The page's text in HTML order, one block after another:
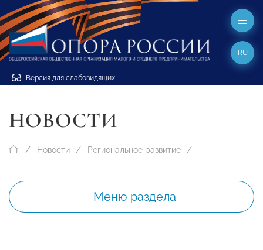
Версия для слабовидящих
RU
НОВОСТИ
Новости Региональное развитие
Меню раздела